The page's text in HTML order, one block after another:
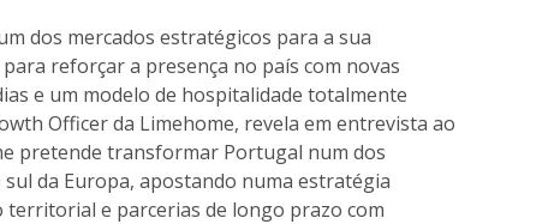
dos mercados estratégicos para a sua
reforçar a presença no país com novas
e um modelo de hospitalidade totalmente
Officer da Limehome, revela em entrevista ao
pretende transformar Portugal num dos
da Europa, apostando numa estratégia
territorial e parcerias de longo prazo com